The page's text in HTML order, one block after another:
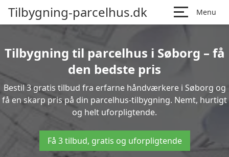
Tilbygning-parcelhus.dk Menu
Tilbygning til parcelhus i Søborg – få
den bedste pris
Bestil 3 gratis tilbud fra erfarne håndværkere i Søborg og
få en skarp pris på din parcelhus-tilbygning. Nemt, hurtigt
og helt uforpligtende.
Få 3 tilbud, gratis og uforpligtende